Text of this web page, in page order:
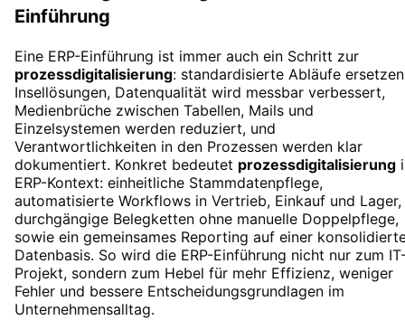
Einführung
Eine ERP-Einführung ist immer auch ein Schritt zur
prozessdigitalisierung: standardisierte Abläufe ersetzen
Insellösungen, Datenqualität wird messbar verbessert,
Medienbrüche zwischen Tabellen, Mails und
Einzelsystemen werden reduziert, und
Verantwortlichkeiten in den Prozessen werden klar
dokumentiert. Konkret bedeutet prozessdigitalisierung
ERP-Kontext: einheitliche Stammdatenpflege,
automatisierte Workflows in Vertrieb, Einkauf und Lager,
durchgängige Belegketten ohne manuelle Doppelpflege,
sowie ein gemeinsames Reporting auf einer
Datenbasis. So wird die ERP-Einführung nicht nur zum
Projekt, sondern zum Hebel für mehr Effizienz, weniger
Fehler und bessere Entscheidungsgrundlagen im
Unternehmensalltag.